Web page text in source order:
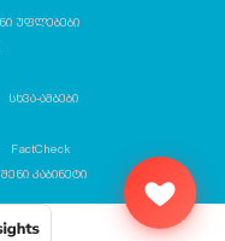
უფლებები
სხვა-ამბები
FactCheck
შენი კაბინეტი